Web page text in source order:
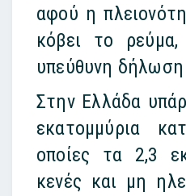
αφού η
κόβει το
υπεύθυνη
Στην Ελλάδα
εκατομμύρια
οποίες τα 2,3
κενές και μη